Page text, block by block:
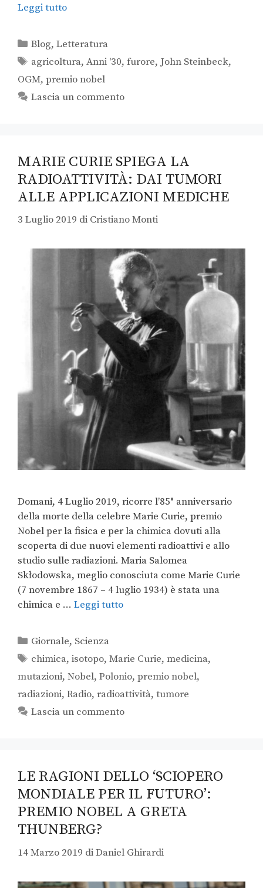
Leggi tutto
Blog,Letteratura
agricoltura,Anni '30,furore, John Steinbeck,
OGM, premio nobel
Lascia un commento
MARIE CURIE SPIEGA LA
RADIOATTIVITÀ: DAI TUMORI
ALLE APPLICAZIONI MEDICHE
3 Luglio 2019 di Cristiano Monti
Domani, 4 Luglio 2019, ricorre l’85° anniversario
della morte della celebre Marie Curie, premio
Nobel per la fisica e per la chimica dovuti alla
scoperta di due nuovi elementi radioattivi e allo
studio sulle radiazioni. Maria Salomea
Skłodowska, meglio conosciuta come Marie Curie
(7 novembre 1867 – 4 luglio 1934) è stata una
chimica e … Leggi tutto
Giornale, Scienza
chimica,isotopo,Marie Curie,medicina,
mutazioni, Nobel, Polonio, premio nobel,
radiazioni, Radio, radioattività, tumore
Lascia un commento
LE RAGIONI DELLO ‘SCIOPERO
MONDIALE PER IL FUTURO’:
PREMIO NOBEL A GRETA
THUNBERG?
14 Marzo 2019 diDaniel Ghirardi